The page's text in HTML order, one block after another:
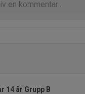
14 år Grupp B